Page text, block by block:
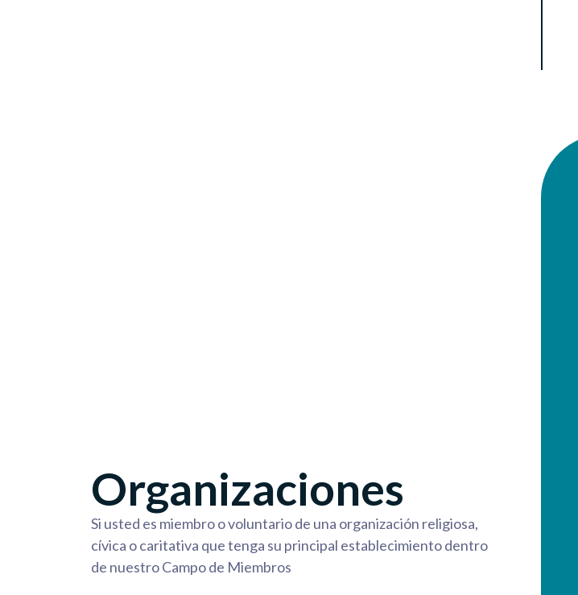
Organizaciones
Si usted es miembro o voluntario de una organización religiosa,
cívica o caritativa que tenga su principal establecimiento dentro
de nuestro Campo de Miembros